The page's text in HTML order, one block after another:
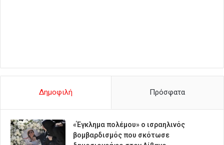
Δημοφιλή Πρόσφατα
«Έγκλημα πολέμου» ο ισραηλινός
βομβαρδισμός που σκότωσε